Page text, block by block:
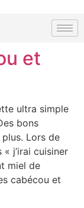
et
ultra simple
bons
Lors de
j’irai cuisiner
miel de
cabécou et